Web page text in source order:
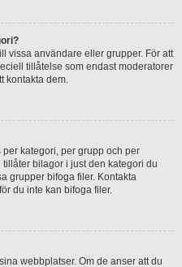
vissa användare eller grupper. För att
tillåtelse som endast moderatorer
kontakta dem.
kategori, per grupp och per
bilagor i just den kategori du
grupper bifoga filer. Kontakta
du inte kan bifoga filer.
webbplatser. Om de anser att du